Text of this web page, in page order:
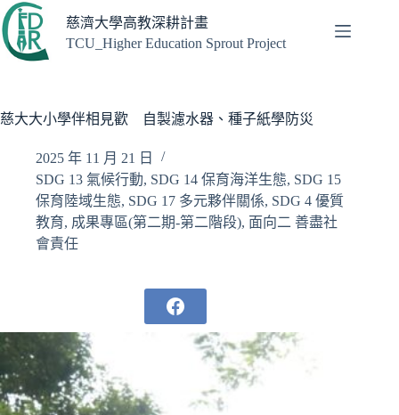
跳
至
主
容
慈濟大學高教深耕計畫
TCU_Higher Education Sprout Project
慈大大小學伴相見歡 自製濾水器、種子紙學防災
2025 年 11 月 21 日
SDG 13 氣候行動, SDG 14 保育海洋生態, SDG 15
保育陸域生態, SDG 17 多元夥伴關係, SDG 4 優質
教育, 成果專區(第二期-第二階段), 面向二 善盡社
會責任